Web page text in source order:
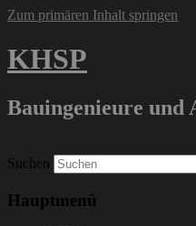
Zum primären Inhalt springen
KHSP
Bauingenieure und
Suchen
Hauptmenü